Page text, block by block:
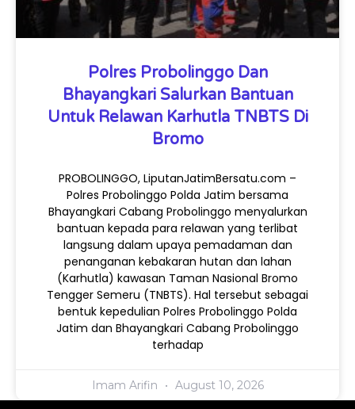
Polres Probolinggo Dan
Bhayangkari Salurkan Bantuan
Untuk Relawan Karhutla TNBTS Di
Bromo
PROBOLINGGO, LiputanJatimBersatu.com –
Polres Probolinggo Polda Jatim bersama
Bhayangkari Cabang Probolinggo menyalurkan
bantuan kepada para relawan yang terlibat
langsung dalam upaya pemadaman dan
penanganan kebakaran hutan dan lahan
(Karhutla) kawasan Taman Nasional Bromo
Tengger Semeru (TNBTS). Hal tersebut sebagai
bentuk kepedulian Polres Probolinggo Polda
Jatim dan Bhayangkari Cabang Probolinggo
terhadap
Imam Arifin August 10, 2026